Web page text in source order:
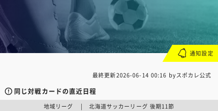
最終更新2026-06-14 00:16 byスポカレ公式
同じ対戦カードの直近日程
地域リーグ | 北海道サッカーリーグ 後期11節
通知設定